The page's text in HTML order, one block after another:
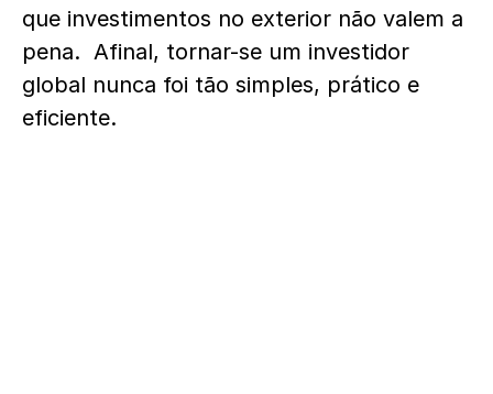
que investimentos no exterior não valem a
pena. Afinal, tornar-se um investidor
global nunca foi tão simples, prático e
eficiente.